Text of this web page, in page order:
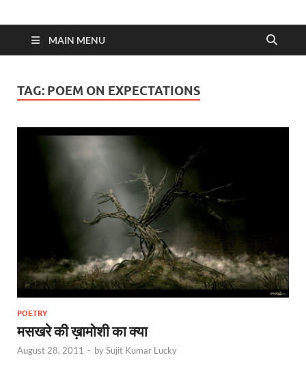
MAIN MENU
TAG: POEM ON EXPECTATIONS
POETRY
मसखरे की ख़ामोशी का क्या
August 28, 2011 - bySujit Kumar Lucky